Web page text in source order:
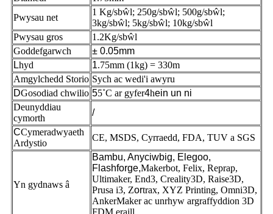
Pwysau net
1 Kg/sbŵl; 250g/sbŵl; 500g/sbŵl;
3kg/sbŵl; 5kg/sbŵl; 10kg/sbŵl
Pwysau gros
1.2Kg/sbŵl
Goddefgarwch
± 0.05mm
Lhyd 1.75mm (1kg) = 330m
Amgylchedd Storio Sych ac wedi'i awyru
DGosodiad chwilio 55˚C ar gyfer4hein un ni
Deunyddiau
cymorth
/
CCymeradwyaeth
Ardystio
CE, MSDS, Cyrraedd, FDA, TUV a SGS
Yn gydnaws â
Bambu, Anyciwbig, Elegoo,
Flashforge,Makerbot, Felix, Reprap,
Ultimaker, End3, Creality3D, Raise3D,
Prusa i3, Zortrax, XYZ Printing, Omni3D,
AnkerMaker ac unrhyw argraffyddion 3D